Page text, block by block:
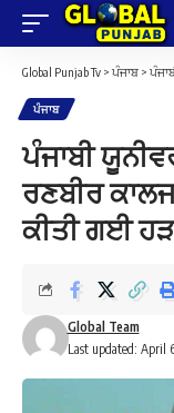
Global Punjab Tv > ਪੰਜਾਬ >
ਪੰਜਾਬ
ਪੰਜਾਬੀ
ਰਣਬੀਰ
ਕੀਤੀ ਗਈ
Last updated: April
Global Team